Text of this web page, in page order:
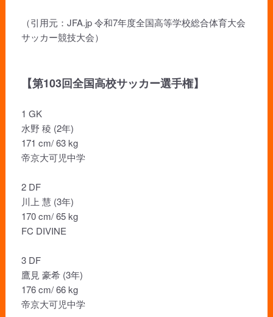
（引用元：JFA.jp 令和7年度全国高等学校総合体育大会
サッカー競技大会）
【第103回全国高校サッカー選手権】
1 GK
水野 稜 (2年)
171 cm/ 63 kg
帝京大可児中学
2 DF
川上 慧 (3年)
170 cm/ 65 kg
FC DIVINE
3 DF
鷹見 豪希 (3年)
176 cm/ 66 kg
帝京大可児中学